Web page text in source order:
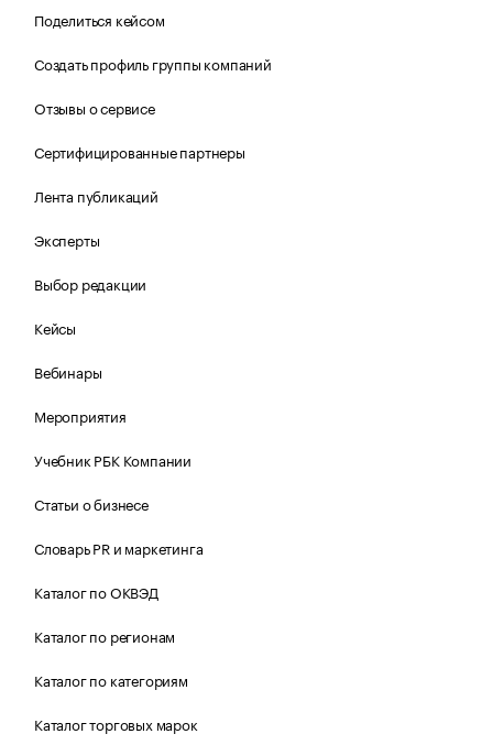
Поделиться кейсом
Создать профиль группы компаний
Отзывы о сервисе
Сертифицированные партнеры
Лента публикаций
Эксперты
Выбор редакции
Кейсы
Вебинары
Мероприятия
Учебник РБК Компании
Статьи о бизнесе
Словарь PR и маркетинга
Каталог по ОКВЭД
Каталог по регионам
Каталог по категориям
Каталог торговых марок